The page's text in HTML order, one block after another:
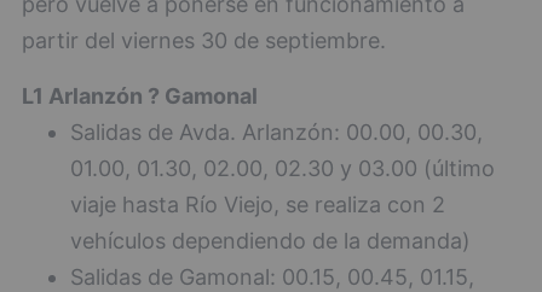
partir del viernes 30 de septiembre.
L1 Arlanzón ? Gamonal
Salidas de Avda. Arlanzón: 00.00, 00.30,
01.00, 01.30, 02.00, 02.30 y 03.00 (último
viaje hasta Río Viejo, se realiza con 2
vehículos dependiendo de la demanda)
Salidas de Gamonal: 00.15, 00.45, 01.15,